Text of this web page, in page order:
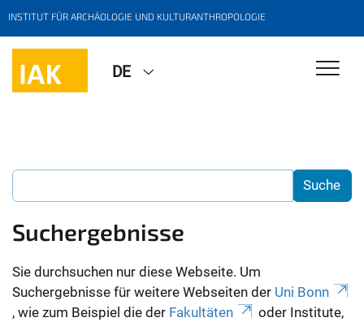
INSTITUT FÜR ARCHÄOLOGIE UND KULTURANTHROPOLOGIE
DE
Suchergebnisse
Sie durchsuchen nur diese Webseite. Um
Suchergebnisse für weitere Webseiten der Uni Bonn
, wie zum Beispiel die der Fakultäten
oder Institute,